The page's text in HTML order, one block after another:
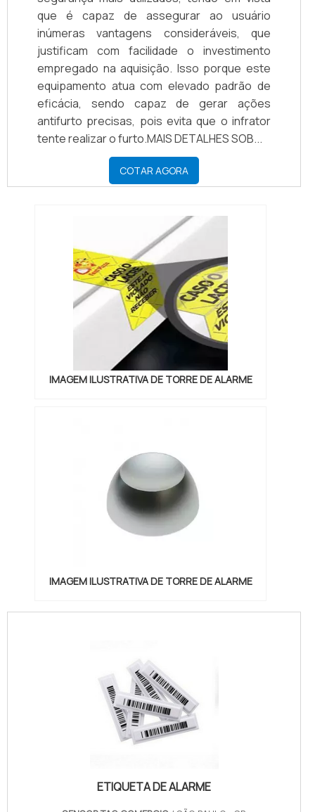
que é capaz de assegurar ao usuário
inúmeras vantagens consideráveis, que
justificam com facilidade o investimento
empregado na aquisição. Isso porque este
equipamento atua com elevado padrão de
eficácia, sendo capaz de gerar ações
antifurto precisas, pois evita que o infrator
tente realizar o furto.MAIS DETALHES SOB...
COTAR AGORA
IMAGEM ILUSTRATIVA DE TORRE DE ALARME
IMAGEM ILUSTRATIVA DE TORRE DE ALARME
ETIQUETA DE ALARME